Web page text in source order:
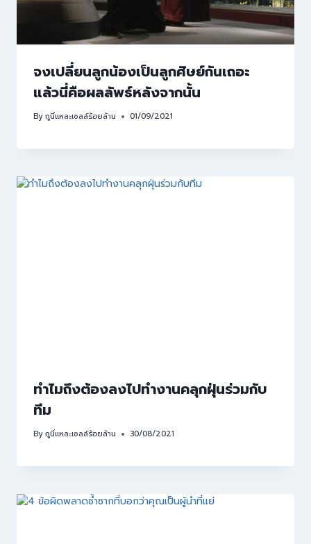
จงเปลี่ยนลูกน้องเป็นลูกศิษย์กันเถอะ
แล้วนี่คือผลลัพธ์หลังจากนั้น
Byกูนี่แหละเซลล์ร้อยล้าน 01/09/2021
ทำไมถึงต้องลงไปทำงานคลุกฝุ่นร่วมกับ
ทีม
Byกูนี่แหละเซลล์ร้อยล้าน 30/08/2021